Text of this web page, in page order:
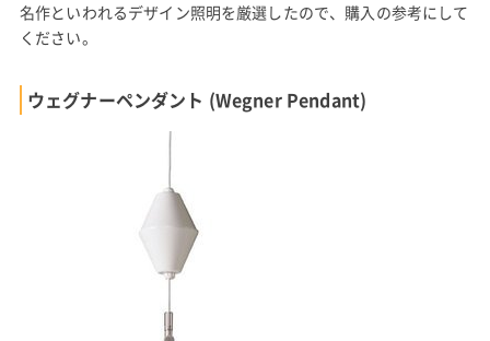
名作といわれるデザイン照明を厳選したので、購入の参考にして
ください。
ウェグナーペンダント (Wegner Pendant)